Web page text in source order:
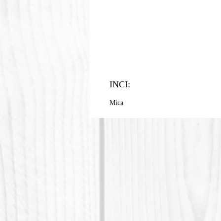
INCI:
Mica